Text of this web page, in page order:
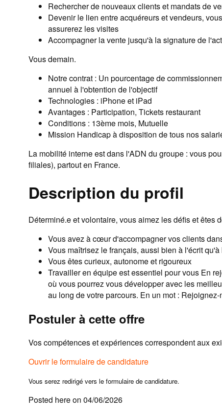
Rechercher de nouveaux clients et mandats de
Devenir le lien entre acquéreurs et vendeurs,
assurerez les visites
Accompagner la vente jusqu'à la signature de
Vous demain.
Notre contrat : Un pourcentage de
annuel à l'obtention de l'objectif
Technologies : iPhone et iPad
Avantages : Participation, Tickets restaurant
Conditions : 13ème mois, Mutuelle
Mission Handicap à disposition de tous nos
La mobilité interne est dans l'ADN du groupe : vous
filiales), partout en France.
Description du profil
Déterminé.e et volontaire, vous aimez les défis et êtes
Vous avez à cœur d'accompagner vos clients
Vous maîtrisez le français, aussi bien à l'écrit qu'à
Vous êtes curieux, autonome et rigoureux
Travailler en équipe est essentiel pour vous En
où vous pourrez vous développer avec les
au long de votre parcours. En un mot : Rejoignez-
Postuler à cette offre
Vos compétences et expériences correspondent aux
Ouvrir le formulaire de candidature
Vous serez redirigé vers le formulaire de candidature.
Posted here on 04/06/2026